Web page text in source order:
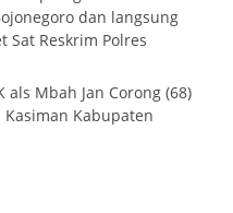
dan langsung
Reskrim Polres
Mbah Jan Corong (68)
Kabupaten